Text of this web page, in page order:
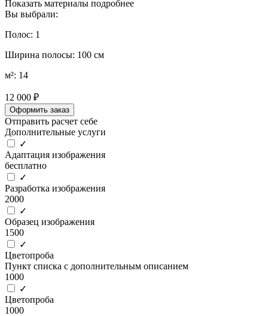
Показать материалы подробнее
Вы выбрали:
Полос: 1
Ширина полосы: 100 см
м²: 14
12 000 ₽
Оформить заказ
Отправить расчет себе
Дополнительные услуги
✓
Адаптация изображения
бесплатно
✓
Разработка изображения
2000
✓
Образец изображения
1500
✓
Цветопроба
Пункт списка с дополнительным описанием
1000
✓
Цветопроба
1000